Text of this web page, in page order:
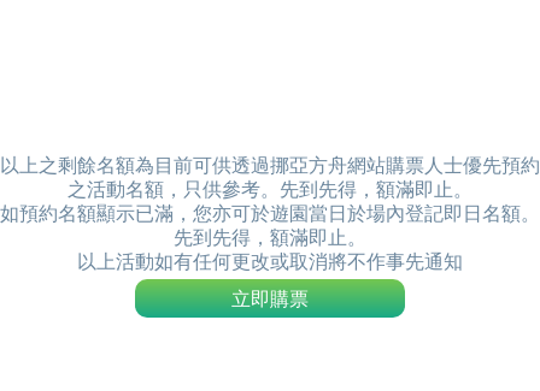
以上之剩餘名額為目前可供透過挪亞方舟網站購票人士優先預約
之活動名額，只供參考。先到先得，額滿即止。
如預約名額顯示已滿，您亦可於遊園當日於場內登記即日名額。
先到先得，額滿即止。
以上活動如有任何更改或取消將不作事先通知
立即購票